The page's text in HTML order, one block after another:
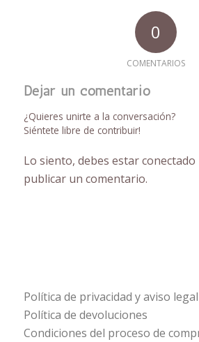
0
COMENTARIOS
Dejar un comentario
¿Quieres unirte a la conversación?
Siéntete libre de contribuir!
Lo siento, debes estarconectado
publicar un comentario.
Política de privacidad y aviso legal
Política de devoluciones
Condiciones del proceso de